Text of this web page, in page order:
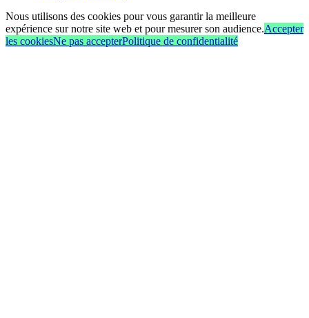
Nous utilisons des cookies pour vous garantir la meilleure
expérience sur notre site web et pour mesurer son audience.Accepter
les cookiesNe pas accepterPolitique de confidentialité